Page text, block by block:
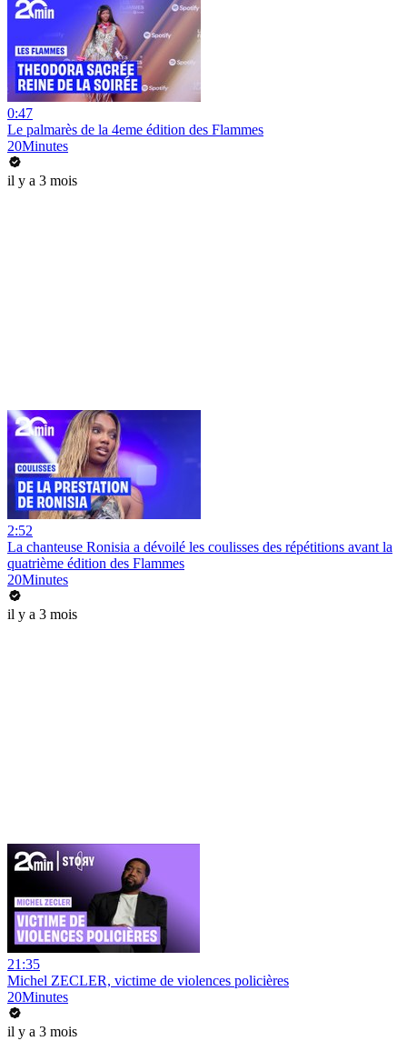
0:47
Le palmarès de la 4eme édition des Flammes
20Minutes
il y a 3 mois
2:52
La chanteuse Ronisia a dévoilé les coulisses des répétitions avant la
quatrième édition des Flammes
20Minutes
il y a 3 mois
21:35
Michel ZECLER, victime de violences policières
20Minutes
il y a 3 mois